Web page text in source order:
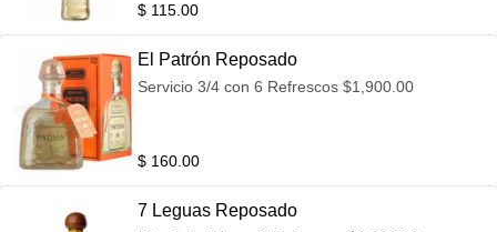
$ 115.00
El Patrón Reposado
Servicio 3/4 con 6 Refrescos $1,900.00
$ 160.00
7 Leguas Reposado